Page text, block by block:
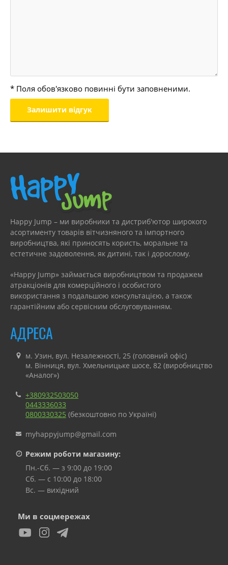
* Поля обов'язково повинні бути заповненими.
Happy Jump – ми виробники та дистриб'ютор широкого
асортименту товарів вітчизняного та імпортного
виробництва, які приносять користь, моральне та
естетичне задоволення, як дитині, так і дорослому.
«Happy Jump» займається виробництвом та продажем
атракціонів для комерційного і особистого
використання з подальшою консультацією, а також
гарантійним або сервісним обслуговуванням.
АДРЕСА
м. Узин, вул. Незалежності, 25 (головний офіс)
м. Вінниця, вул. Хмельницьке шосе, 82 (виробництво
«Аналог»)
+380932503050
0443336033
0800330325 (безкоштовно по Україні)
myhappyjump@gmail.com
Режим роботи магазину:
Пн.-Сб. — з 9:00 до 19:00
Сб. — с 10:00 до 18:00
Вс. — вихідний
Ми в соцмережах